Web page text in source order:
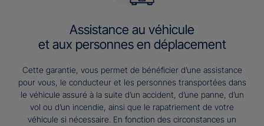
Assistance au véhicule
et aux personnes en déplacement
Cette garantie, vous permet de bénéficier d’une assistance
pour vous, le conducteur et les personnes transportées dans
le véhicule assuré à la suite d’un accident, d’une panne, d’un
vol ou d’un incendie, ainsi que le rapatriement de votre
véhicule si nécessaire. En fonction des circonstances un